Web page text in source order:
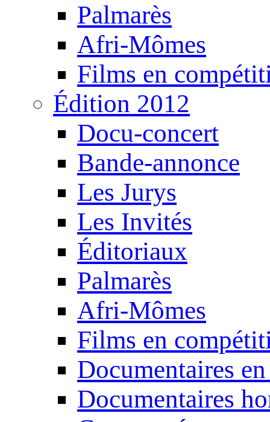
Palmarès
Afri-Mômes
Films en
Édition 2012
Docu-concert
Bande-annonce
Les Jurys
Les Invités
Éditoriaux
Palmarès
Afri-Mômes
Films en
Documentaires
Documentaires